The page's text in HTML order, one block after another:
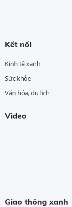
Kết nối
Kinh tế xanh
Sức khỏe
Văn hóa, du lịch
Video
Giao thông xanh